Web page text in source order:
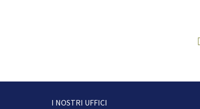
I NOSTRI UFFICI